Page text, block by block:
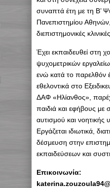
συναπτά έτη με τη Β’
Πανεπιστημίου
διεπιστημονικές
Έχει εκπαιδευθεί στη
ψυχομετρικών
ενώ κατά το παρελθόν
εθελοντικά στο
ΔΑΦ «Ηλίανθος»,
παιδιά και εφήβους με
αυτισμού και νοητικής
Εργάζεται ιδιωτικά,
δέσμευση στην
εκπαιδεύσεων και
Επικοινωνία: